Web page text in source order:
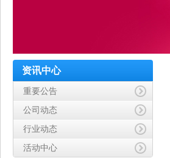
资讯中心
重要公告
公司动态
行业动态
活动中心